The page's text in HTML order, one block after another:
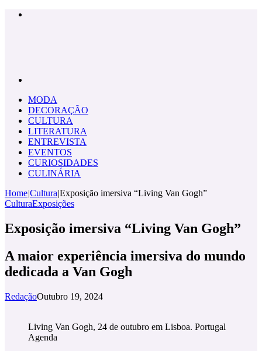
MODA
DECORAÇÃO
CULTURA
LITERATURA
ENTREVISTA
EVENTOS
CURIOSIDADES
CULINÁRIA
Home|Cultura|Exposição imersiva “Living Van Gogh”
CulturaExposições
Exposição imersiva “Living Van Gogh”
A maior experiência imersiva do mundo
dedicada a Van Gogh
RedaçãoOutubro 19, 2024
Living Van Gogh, 24 de outubro em Lisboa. Portugal
Agenda